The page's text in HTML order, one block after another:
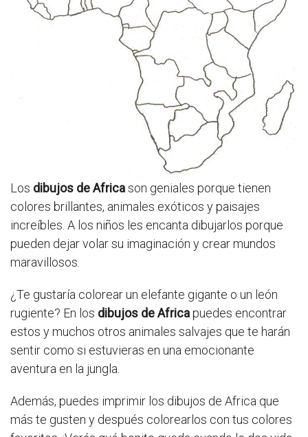
Los dibujos de Africason geniales porque tienen
colores brillantes, animales exóticos y paisajes
increíbles. A los niños les encanta dibujarlos porque
pueden dejar volar su imaginación y crear mundos
maravillosos.
¿Te gustaría colorear un elefante gigante o un león
rugiente? En los dibujos de Africapuedes encontrar
estos y muchos otros animales salvajes que te harán
sentir como si estuvieras en una emocionante
aventura en la jungla.
Además, puedes imprimir los dibujos de Africa que
más te gusten y después colorearlos con tus colores